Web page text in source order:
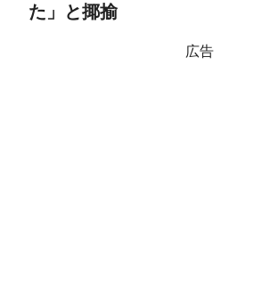
た」と揶揄
広告